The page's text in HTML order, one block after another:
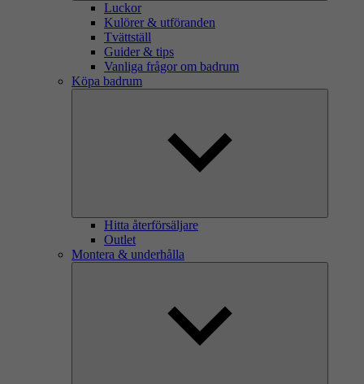
Luckor
Kulörer & utföranden
Tvättställ
Guider & tips
Vanliga frågor om badrum
Köpa badrum
Hitta återförsäljare
Outlet
Montera & underhålla